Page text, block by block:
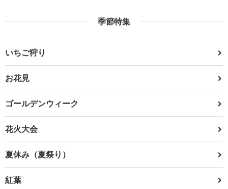
季節特集
いちご狩り
お花見
ゴールデンウィーク
花火大会
夏休み（夏祭り）
紅葉